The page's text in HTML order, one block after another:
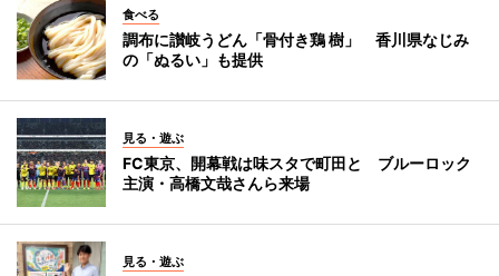
食べる
調布に讃岐うどん「骨付き鶏 樹」 香川県なじみ
の「ぬるい」も提供
見る・遊ぶ
FC東京、開幕戦は味スタで町田と ブルーロック
主演・高橋文哉さんら来場
見る・遊ぶ